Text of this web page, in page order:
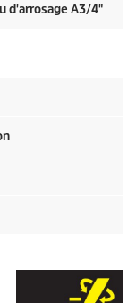
d'arrosage A3/4"